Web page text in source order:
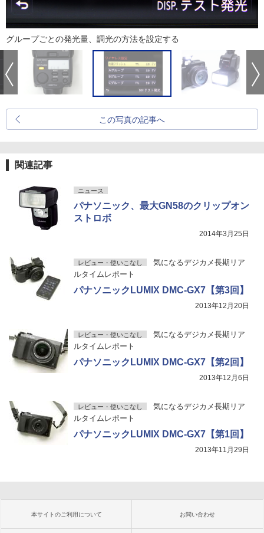
グループごとの発光量、調光の方法を設定する
この写真の記事へ
関連記事
ニュース
パナソニック、最大GN58のクリップオン
ストロボ
2014年3月25日
レビュー・使いこなし
気になるデジカメ長期リア
ルタイムレポート
パナソニックLUMIX DMC-GX7【第3回】
2013年12月20日
レビュー・使いこなし
気になるデジカメ長期リア
ルタイムレポート
パナソニックLUMIX DMC-GX7【第2回】
2013年12月6日
レビュー・使いこなし
気になるデジカメ長期リア
ルタイムレポート
パナソニックLUMIX DMC-GX7【第1回】
2013年11月29日
本サイトのご利用について お問い合わせ